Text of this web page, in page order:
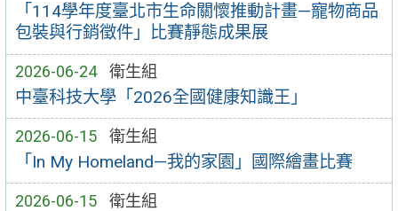
「114學年度臺北市生命關懷推動計畫—寵物商品
包裝與行銷徵件」比賽靜態成果展
2026-06-24 衛生組
中臺科技大學「2026全國健康知識王」
2026-06-15 衛生組
「In My Homeland—我的家園」國際繪畫比賽
2026-06-15 衛生組